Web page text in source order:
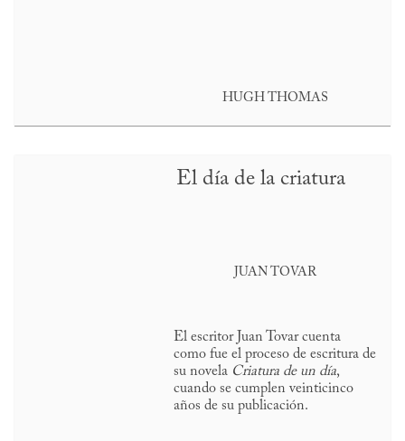
HUGH THOMAS
El día de la criatura
JUAN TOVAR
El escritor Juan Tovar cuenta
como fue el proceso de escritura de
su novela Criatura de un día,
cuando se cumplen veinticinco
años de su publicación.